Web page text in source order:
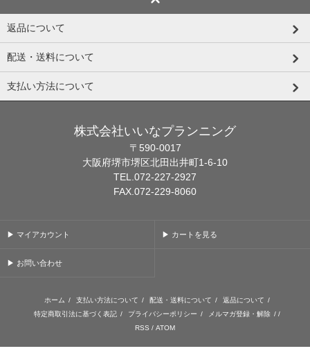
返品について
配送・送料について
支払い方法について
株式会社いいなプランニング
〒590-0017
大阪府堺市堺区北田出井町1-6-10
TEL.072-227-2927
FAX.072-229-8060
▶ マイアカウント ▶ カートを見る
▶ お問い合わせ
ホーム / 支払い方法について / 配送・送料について / 返品について /
特定商取引法に基づく表記 / プライバシーポリシー / メルマガ登録・解除 / /
RSS / ATOM